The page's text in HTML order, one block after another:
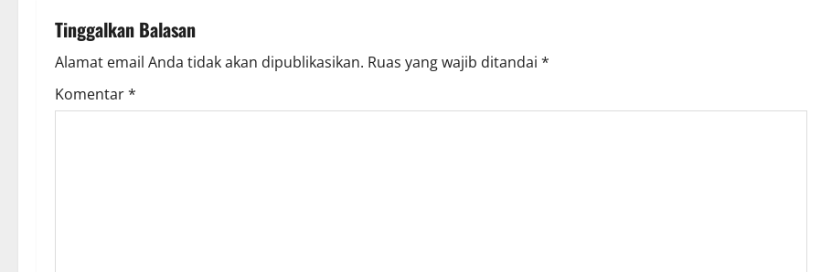
n
a
v
Tinggalkan Balasan
Alamat email Anda tidak akan dipublikasikan. Ruas yang wajib ditandai *
Komentar*